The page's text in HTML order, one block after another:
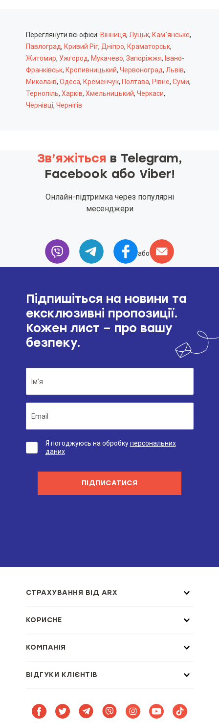
Переглянути всі офіси: Вінниця, Луцьк, Кам`янське,
Павлоград, Кривий Ріг, Дніпро, Краматорськ,
Житомир, Ужгород, Мукачево, Запоріжжя, Івано-
Франківськ, Кропивницький, Червоноград, Львів,
Миколаїв, Одеса, Кременчук, Полтава, Рівне, Суми,
Тернопіль, Харків, Хмельницький, Черкаси,
Чернівці, Чернігів
Зв’яжіться в Telegram,
Facebook або Viber!
Онлайн-підтримка через популярні
месенджери
або
Підпишіться на новини та
ексклюзивні пропозиції.
Кожен лист – про вашу
безпеку.
Я погоджуюсь на обробкуперсональних
даних
ПІДПИСАТИСЯ
СТРАХУВАННЯ ВІД ARX
КОРИСНЕ
КОМПАНІЯ
ВІДГУКИ КЛІЄНТІВ